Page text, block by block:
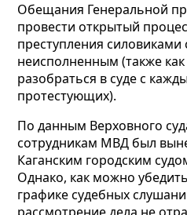
Обещания Генеральной
провести открытый
преступления силовиками
неисполненным (также
разобраться в суде с
протестующих).
По данным Верховного
сотрудникам МВД был
Каганским городским
Однако, как можно
графике судебных